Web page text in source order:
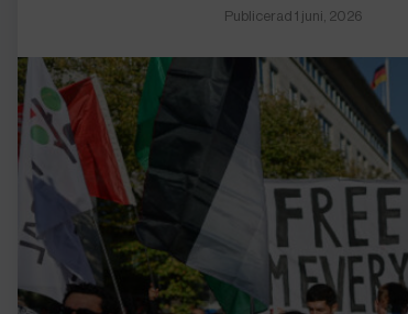
Publicerad 1 juni, 2026